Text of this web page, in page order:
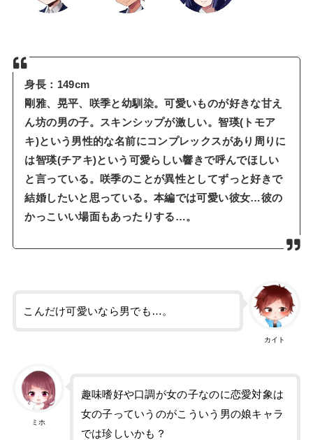
身長：149cm
剛雅、晃平、咲季と幼馴染。可愛いものが好きな甘え
ん坊の男の子。スキンシップが激しい。智瑛(トモア
キ)という男性的な名前にコンプレックスがあり周りに
は智瑛(チアキ)という可愛らしい響きで呼んでほしい
と言っている。咲季のことが異性としてずっと好きで
結婚したいと思っている。本編では可愛い彼女…彼の
かっこいい場面もあったりする…。
カイト
こんだけ可愛いなら男でも…。
ミホ
趣味嗜好や口調が女の子なのに恋愛対象は
女の子っていうのがこういう男の娘キャラ
では珍しいかも？